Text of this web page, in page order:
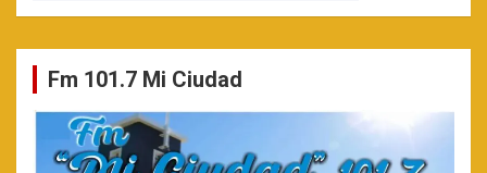
Fm 101.7 Mi Ciudad